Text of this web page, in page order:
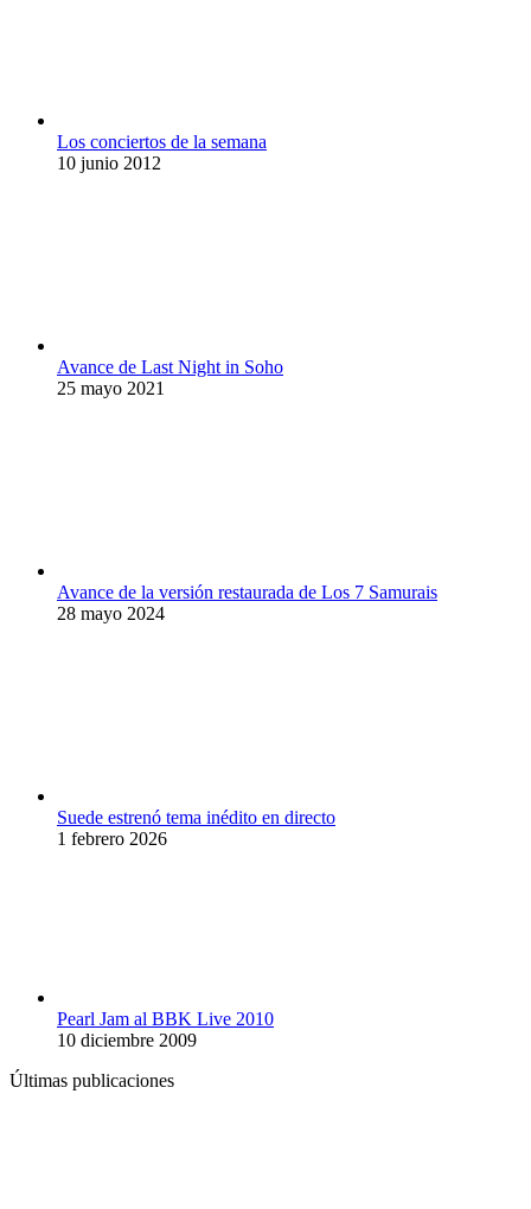
Los conciertos de la semana
10 junio 2012
Avance de Last Night in Soho
25 mayo 2021
Avance de la versión restaurada de Los 7 Samurais
28 mayo 2024
Suede estrenó tema inédito en directo
1 febrero 2026
Pearl Jam al BBK Live 2010
10 diciembre 2009
Últimas publicaciones